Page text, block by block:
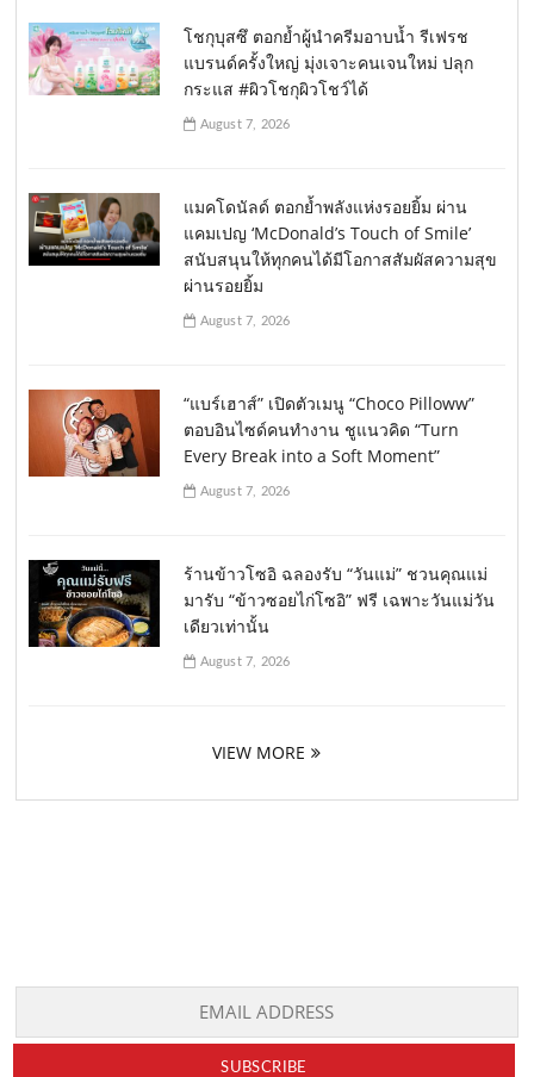
โชกุบุสซึ ตอกย้ำผู้นำครีมอาบน้ำ รีเฟรช
แบรนด์ครั้งใหญ่ มุ่งเจาะคนเจนใหม่ ปลุก
กระแส #ผิวโชกุผิวโชว์ได้
August 7, 2026
แมคโดนัลด์ ตอกย้ำพลังแห่งรอยยิ้ม ผ่าน
แคมเปญ ‘McDonald’s Touch of Smile’
สนับสนุนให้ทุกคนได้มีโอกาสสัมผัสความสุข
ผ่านรอยยิ้ม
August 7, 2026
“แบร์เฮาส์” เปิดตัวเมนู “Choco Pilloww”
ตอบอินไซด์คนทำงาน ชูแนวคิด “Turn
Every Break into a Soft Moment”
August 7, 2026
ร้านข้าวโซอิ ฉลองรับ “วันแม่” ชวนคุณแม่
มารับ “ข้าวซอยไก่โซอิ” ฟรี เฉพาะวันแม่วัน
เดียวเท่านั้น
August 7, 2026
VIEW MORE